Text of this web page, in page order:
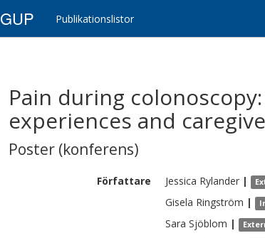
GUP Publikationslistor
Pain during
experiences and
Poster (konferens)
Författare Jessica Rylander |
Gisela Ringström |
Sara Sjöblom |